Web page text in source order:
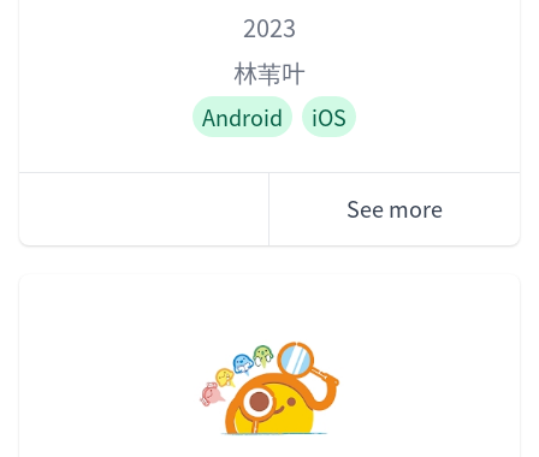
2023
林苇叶
Android iOS
See more